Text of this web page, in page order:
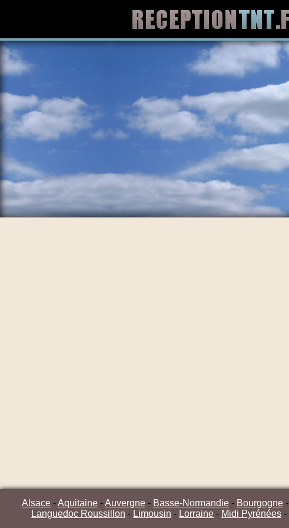
Alsace -Aquitaine -Auvergne - Basse-Normandie - Bourgogne -
Languedoc Roussillon - Limousin - Lorraine - Midi Pyrénées -